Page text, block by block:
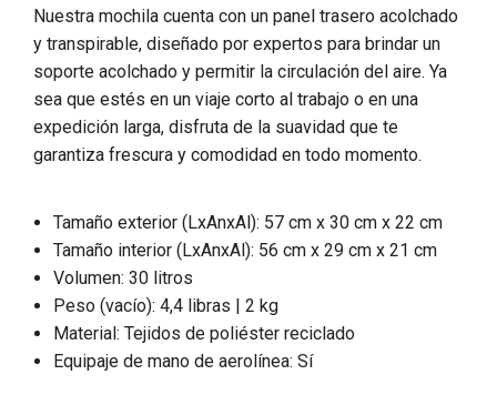
Nuestra mochila cuenta con un panel trasero acolchado
y transpirable, diseñado por expertos para brindar un
soporte acolchado y permitir la circulación del aire. Ya
sea que estés en un viaje corto al trabajo o en una
expedición larga, disfruta de la suavidad que te
garantiza frescura y comodidad en todo momento.
Tamaño exterior (LxAnxAl): 57 cm x 30 cm x 22 cm
Tamaño interior (LxAnxAl): 56 cm x 29 cm x 21 cm
Volumen: 30 litros
Peso (vacío): 4,4 libras | 2 kg
Material: Tejidos de poliéster reciclado
Equipaje de mano de aerolínea: Sí